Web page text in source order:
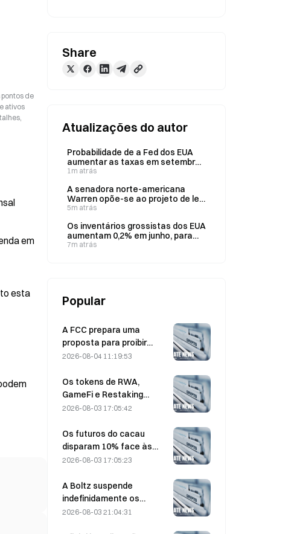
de
ativos
esta
Share
Atualizações do autor
Probabilidade de a Fed dos EUA
aumentar as taxas em setembro
sobe para 56,5%, enquanto a de
1m atrás
A senadora norte-americana
Warren opõe-se ao projeto de lei
CLARITY devido a lacunas
com a proteção dos
consumidores
5m atrás
Os inventários grossistas dos EUA
aumentam 0,2% em junho, para
944,71 mil milhões de dólares,
7m atrás
Popular
A FCC prepara uma
proposta para proibir
módulos ópticos chineses
dados; a Xinyuan enfrenta
um impacto de 27% na
quota de mercado
2026-08-04 11:19:53
Os tokens de RWA,
GameFi e Restaking
lideram o desempenho do
2026-08-03 17:05:42
Os futuros do cacau
disparam 10% face às
preocupações com a
dos 6.000 dólares por
tonelada
2026-08-03 17:05:23
A Boltz suspende
indefinidamente os
serviços da ponte Bitcoin
2026-08-03 21:04:31